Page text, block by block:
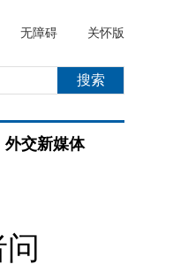
无障碍 关怀版
外交新媒体